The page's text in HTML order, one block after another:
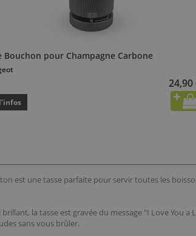
Bouchon pour Champagne Carbone
24,90
est une tasse parfaite pour servir toutes les
la tasse est gravée du message "I Love You
sans vous brûler.